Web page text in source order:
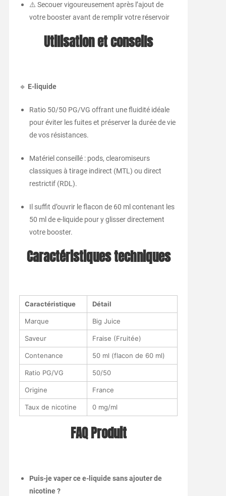
⚠️ Secouer vigoureusement après l’ajout de
votre booster avant de remplir votre réservoir
Utilisation et conseils
🔹 E-liquide
Ratio 50/50 PG/VG offrant une fluidité idéale
pour éviter les fuites et préserver la durée de vie
de vos résistances.
Matériel conseillé : pods, clearomiseurs
classiques à tirage indirect (MTL) ou direct
restrictif (RDL).
Il suffit d’ouvrir le flacon de 60 ml contenant les
50 ml de e-liquide pour y glisser directement
votre booster.
Caractéristiques techniques
Caractéristique Détail
Marque Big Juice
Saveur Fraise (Fruitée)
Contenance 50 ml (flacon de 60 ml)
Ratio PG/VG 50/50
Origine France
Taux de nicotine 0 mg/ml
FAQ Produit
Puis-je vaper ce e-liquide sans ajouter de
nicotine ?